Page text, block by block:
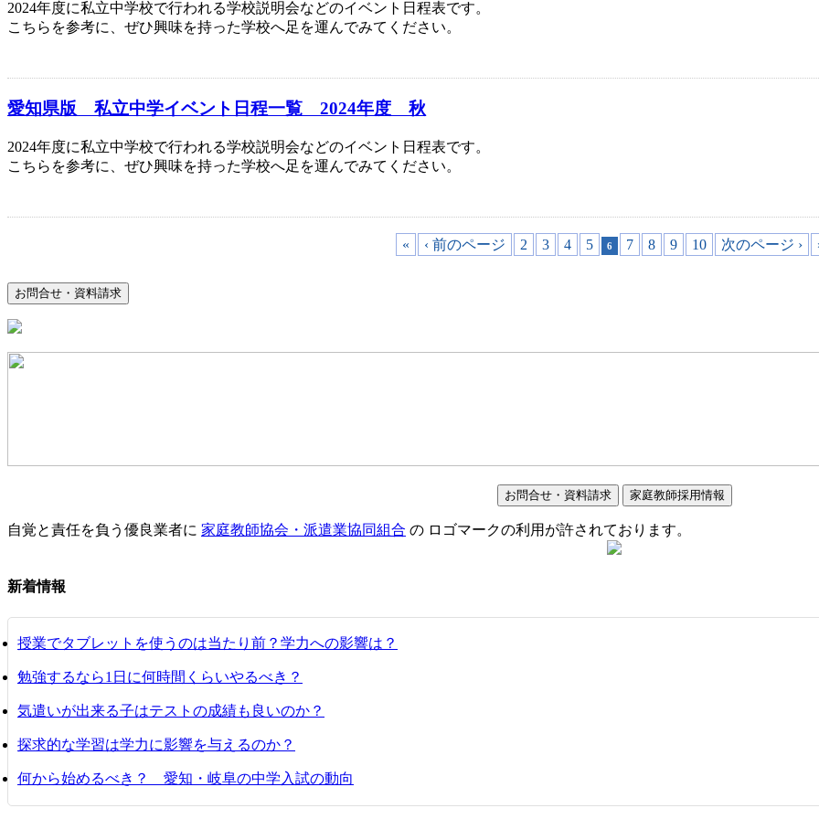
2024年度に私立中学校で行われる学校説明会などのイベント日程表です。
こちらを参考に、ぜひ興味を持った学校へ足を運んでみてください。
愛知県版 私立中学イベント日程一覧 2024年度 秋
2024年度に私立中学校で行われる学校説明会などのイベント日程表です。
こちらを参考に、ぜひ興味を持った学校へ足を運んでみてください。
« ‹ 前のページ 2 3 4 5 6 7 8 9 10 次のページ ›
お問合せ・資料請求
お問合せ・資料請求 家庭教師採用情報
自覚と責任を負う優良業者に 家庭教師協会・派遣業協同組合 の ロゴマークの利用が許されております。
新着情報
授業でタブレットを使うのは当たり前？学力への影響は？
勉強するなら1日に何時間くらいやるべき？
気遣いが出来る子はテストの成績も良いのか？
探求的な学習は学力に影響を与えるのか？
何から始めるべき？ 愛知・岐阜の中学入試の動向